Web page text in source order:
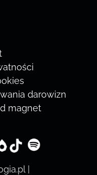
darowizn
magnet
|